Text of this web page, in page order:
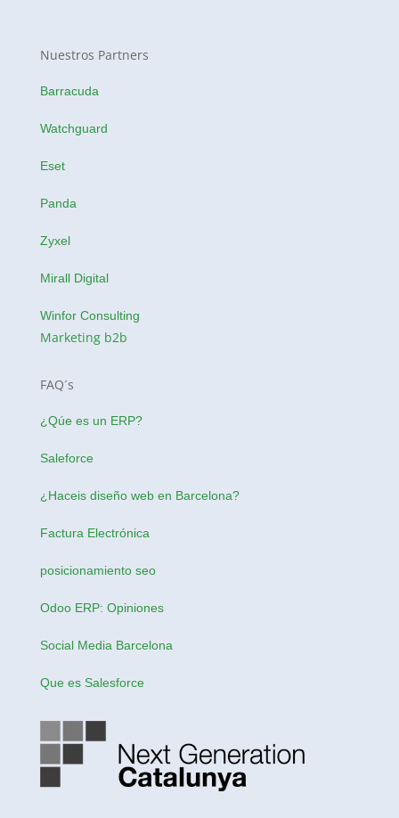
Nuestros Partners
Barracuda
Watchguard
Eset
Panda
Zyxel
Mirall Digital
Winfor Consulting
Marketing b2b
FAQ´s
¿Qúe es un ERP?
Saleforce
¿Haceis diseño web en Barcelona?
Factura Electrónica
posicionamiento seo
Odoo ERP: Opiniones
Social Media Barcelona
Que es Salesforce